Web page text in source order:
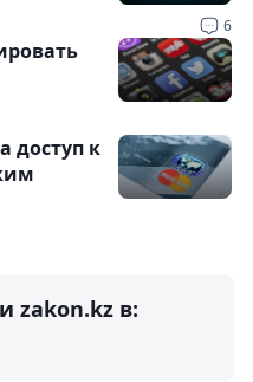
6
доступ к
zakon.kz в: